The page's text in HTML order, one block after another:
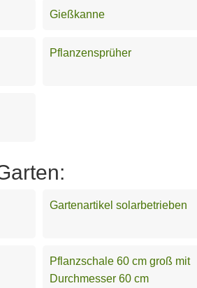
Gießkanne
Pflanzensprüher
Gartenartikel solarbetrieben
Pflanzschale 60 cm groß mit
Durchmesser 60 cm